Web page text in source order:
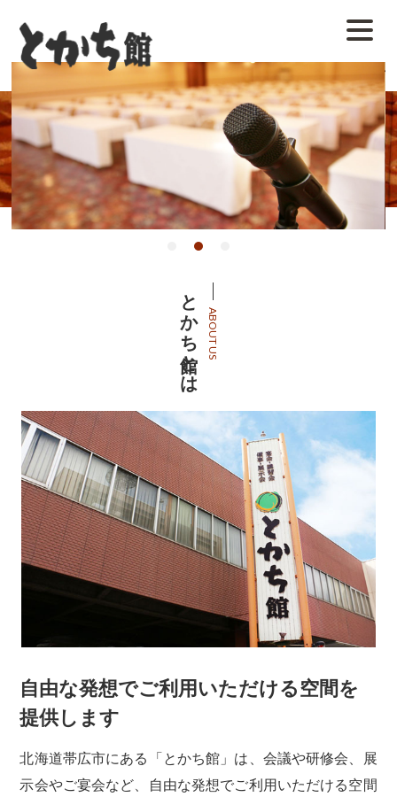
ABOUT US
とかち館とは
自由な発想でご利用いただける空間を
提供します
北海道帯広市にある「とかち館」は、会議や研修会、展
示会やご宴会など、自由な発想でご利用いただける空間